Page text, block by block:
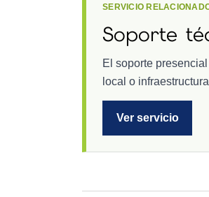
SERVICIO
Soporte
El soporte
local o
Ver servicio